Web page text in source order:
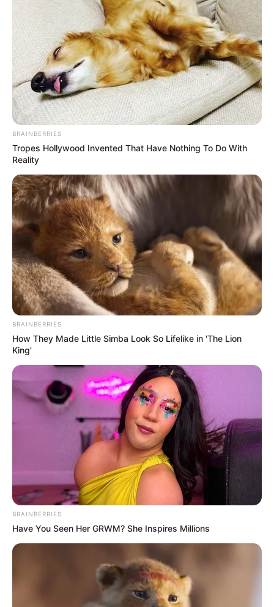
Unleashing Her Passion: Demi Moore's 8 Sultriest
Movie Roles!
BRAINBERRIES
8 Movies Based On Real Stories That Give Us
Shivers
BRAINBERRIES
From Baddies To Sweethearts: These 9 Actresses
BRAINBERRIES
BRAINBERRIES
Tropes Hollywood Invented That Have Nothing To Do With
Reality
BRAINBERRIES
How They Made Little Simba Look So Lifelike in 'The Lion
King'
BRAINBERRIES
Have You Seen Her GRWM? She Inspires Millions